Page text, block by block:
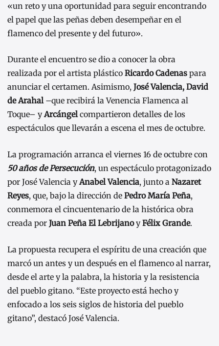
«un reto y una oportunidad para seguir encontrando
el papel que las peñas deben desempeñar en el
flamenco del presente y del futuro».
Durante el encuentro se dio a conocer la obra
realizada por el artista plástico Ricardo Cadenas para
anunciar el certamen. Asimismo, José Valencia, David
de Arahal–que recibirá la Venencia Flamenca al
Toque– yArcángelcompartieron detalles de los
espectáculos que llevarán a escena el mes de octubre.
La programación arranca el viernes 16 de octubre con
50 años de Persecución, un espectáculo protagonizado
por José Valencia yAnabel Valencia, junto a Nazaret
Reyes, que, bajo la dirección de Pedro María Peña,
conmemora el cincuentenario de la histórica obra
creada por Juan Peña El LebrijanoyFélix Grande.
La propuesta recupera el espíritu de una creación que
marcó un antes y un después en el flamenco al narrar,
desde el arte y la palabra, la historia y la resistencia
del pueblo gitano. “Este proyecto está hecho y
enfocado a los seis siglos de historia del pueblo
gitano”, destacó José Valencia.